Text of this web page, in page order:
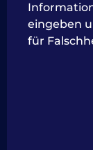
eingeben
für